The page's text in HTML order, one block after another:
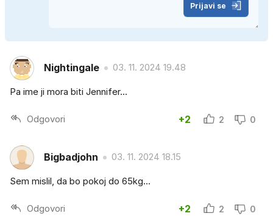
Prijavi se
Nightingale 03. 11. 2024 19.48
Pa ime ji mora biti Jennifer...
Odgovori +2 2 0
Bigbadjohn 03. 11. 2024 18.15
Sem mislil, da bo pokoj do 65kg...
Odgovori +2 2 0